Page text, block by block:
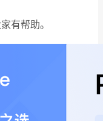
有帮助。